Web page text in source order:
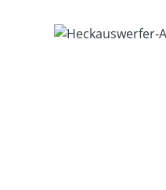
Bildergalerie überspringen